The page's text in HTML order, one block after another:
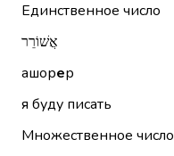
Единственное число
אֲשׁוֹרֵר
ашорер
я буду писать
Множественное число